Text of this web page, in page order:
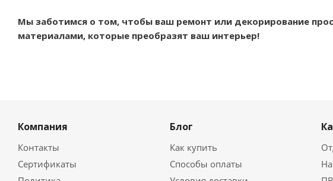
Мы заботимся о том, чтобы ваш ремонт или декорирование
материалами, которые преобразят ваш интерьер!
Компания
Контакты
Сертификаты
Блог
Как купить
Способы оплаты